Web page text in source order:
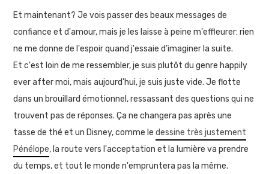
Et maintenant? Je vois passer des beaux messages de
confiance et d'amour, mais je les laisse à peine m'effleurer: rien
ne me donne de l'espoir quand j'essaie d’imaginer la suite.
Et c'est loin de me ressembler, je suis plutôt du genre happily
ever after moi, mais aujourd'hui, je suis juste vide. Je flotte
dans un brouillard émotionnel, ressassant des questions qui ne
trouvent pas de réponses. Ça ne changera pas après une
tasse de thé et un Disney, comme ledessine très justement
Pénélope, la route vers l'acceptation et la lumière va prendre
du temps, et tout le monde n'empruntera pas la même.